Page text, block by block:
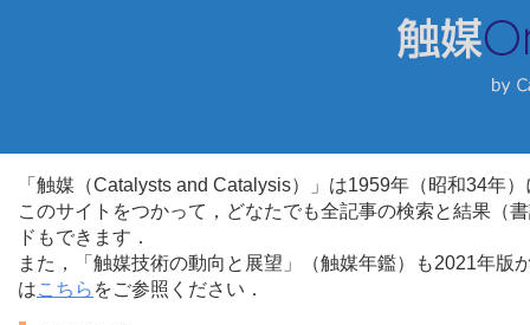
「触媒（Catalysts and Catalysis）」は1959年（昭和34年
このサイトをつかって，どなたでも全記事の検索と結果（
ドもできます．
また，「触媒技術の動向と展望」（触媒年鑑）も2021年
はこちら をご参照ください．